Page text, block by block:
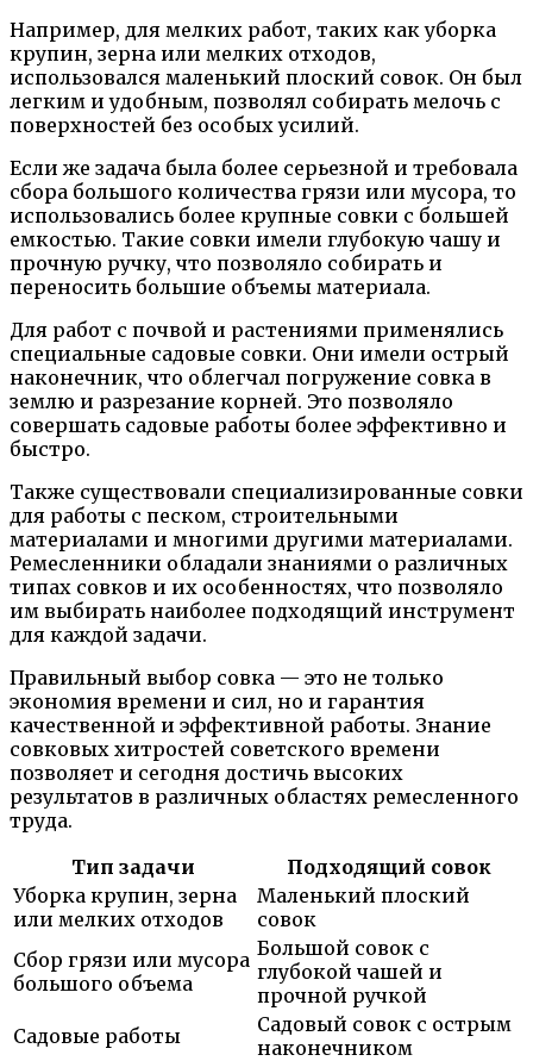
Например, для мелких работ, таких как уборка
крупин, зерна или мелких отходов,
использовался маленький плоский совок. Он был
легким и удобным, позволял собирать мелочь с
поверхностей без особых усилий.
Если же задача была более серьезной и требовала
сбора большого количества грязи или мусора, то
использовались более крупные совки с большей
емкостью. Такие совки имели глубокую чашу и
прочную ручку, что позволяло собирать и
переносить большие объемы материала.
Для работ с почвой и растениями применялись
специальные садовые совки. Они имели острый
наконечник, что облегчал погружение совка в
землю и разрезание корней. Это позволяло
совершать садовые работы более эффективно и
быстро.
Также существовали специализированные совки
для работы с песком, строительными
материалами и многими другими материалами.
Ремесленники обладали знаниями о различных
типах совков и их особенностях, что позволяло
им выбирать наиболее подходящий инструмент
для каждой задачи.
Правильный выбор совка — это не только
экономия времени и сил, но и гарантия
качественной и эффективной работы. Знание
совковых хитростей советского времени
позволяет и сегодня достичь высоких
результатов в различных областях ремесленного
труда.
Тип задачи
Подходящий совок
Уборка крупин, зерна
или мелких отходов
Маленький плоский
совок
Сбор грязи или мусора
большого объема
Большой совок с
глубокой чашей и
прочной ручкой
Садовые работы
Садовый совок с острым
наконечником